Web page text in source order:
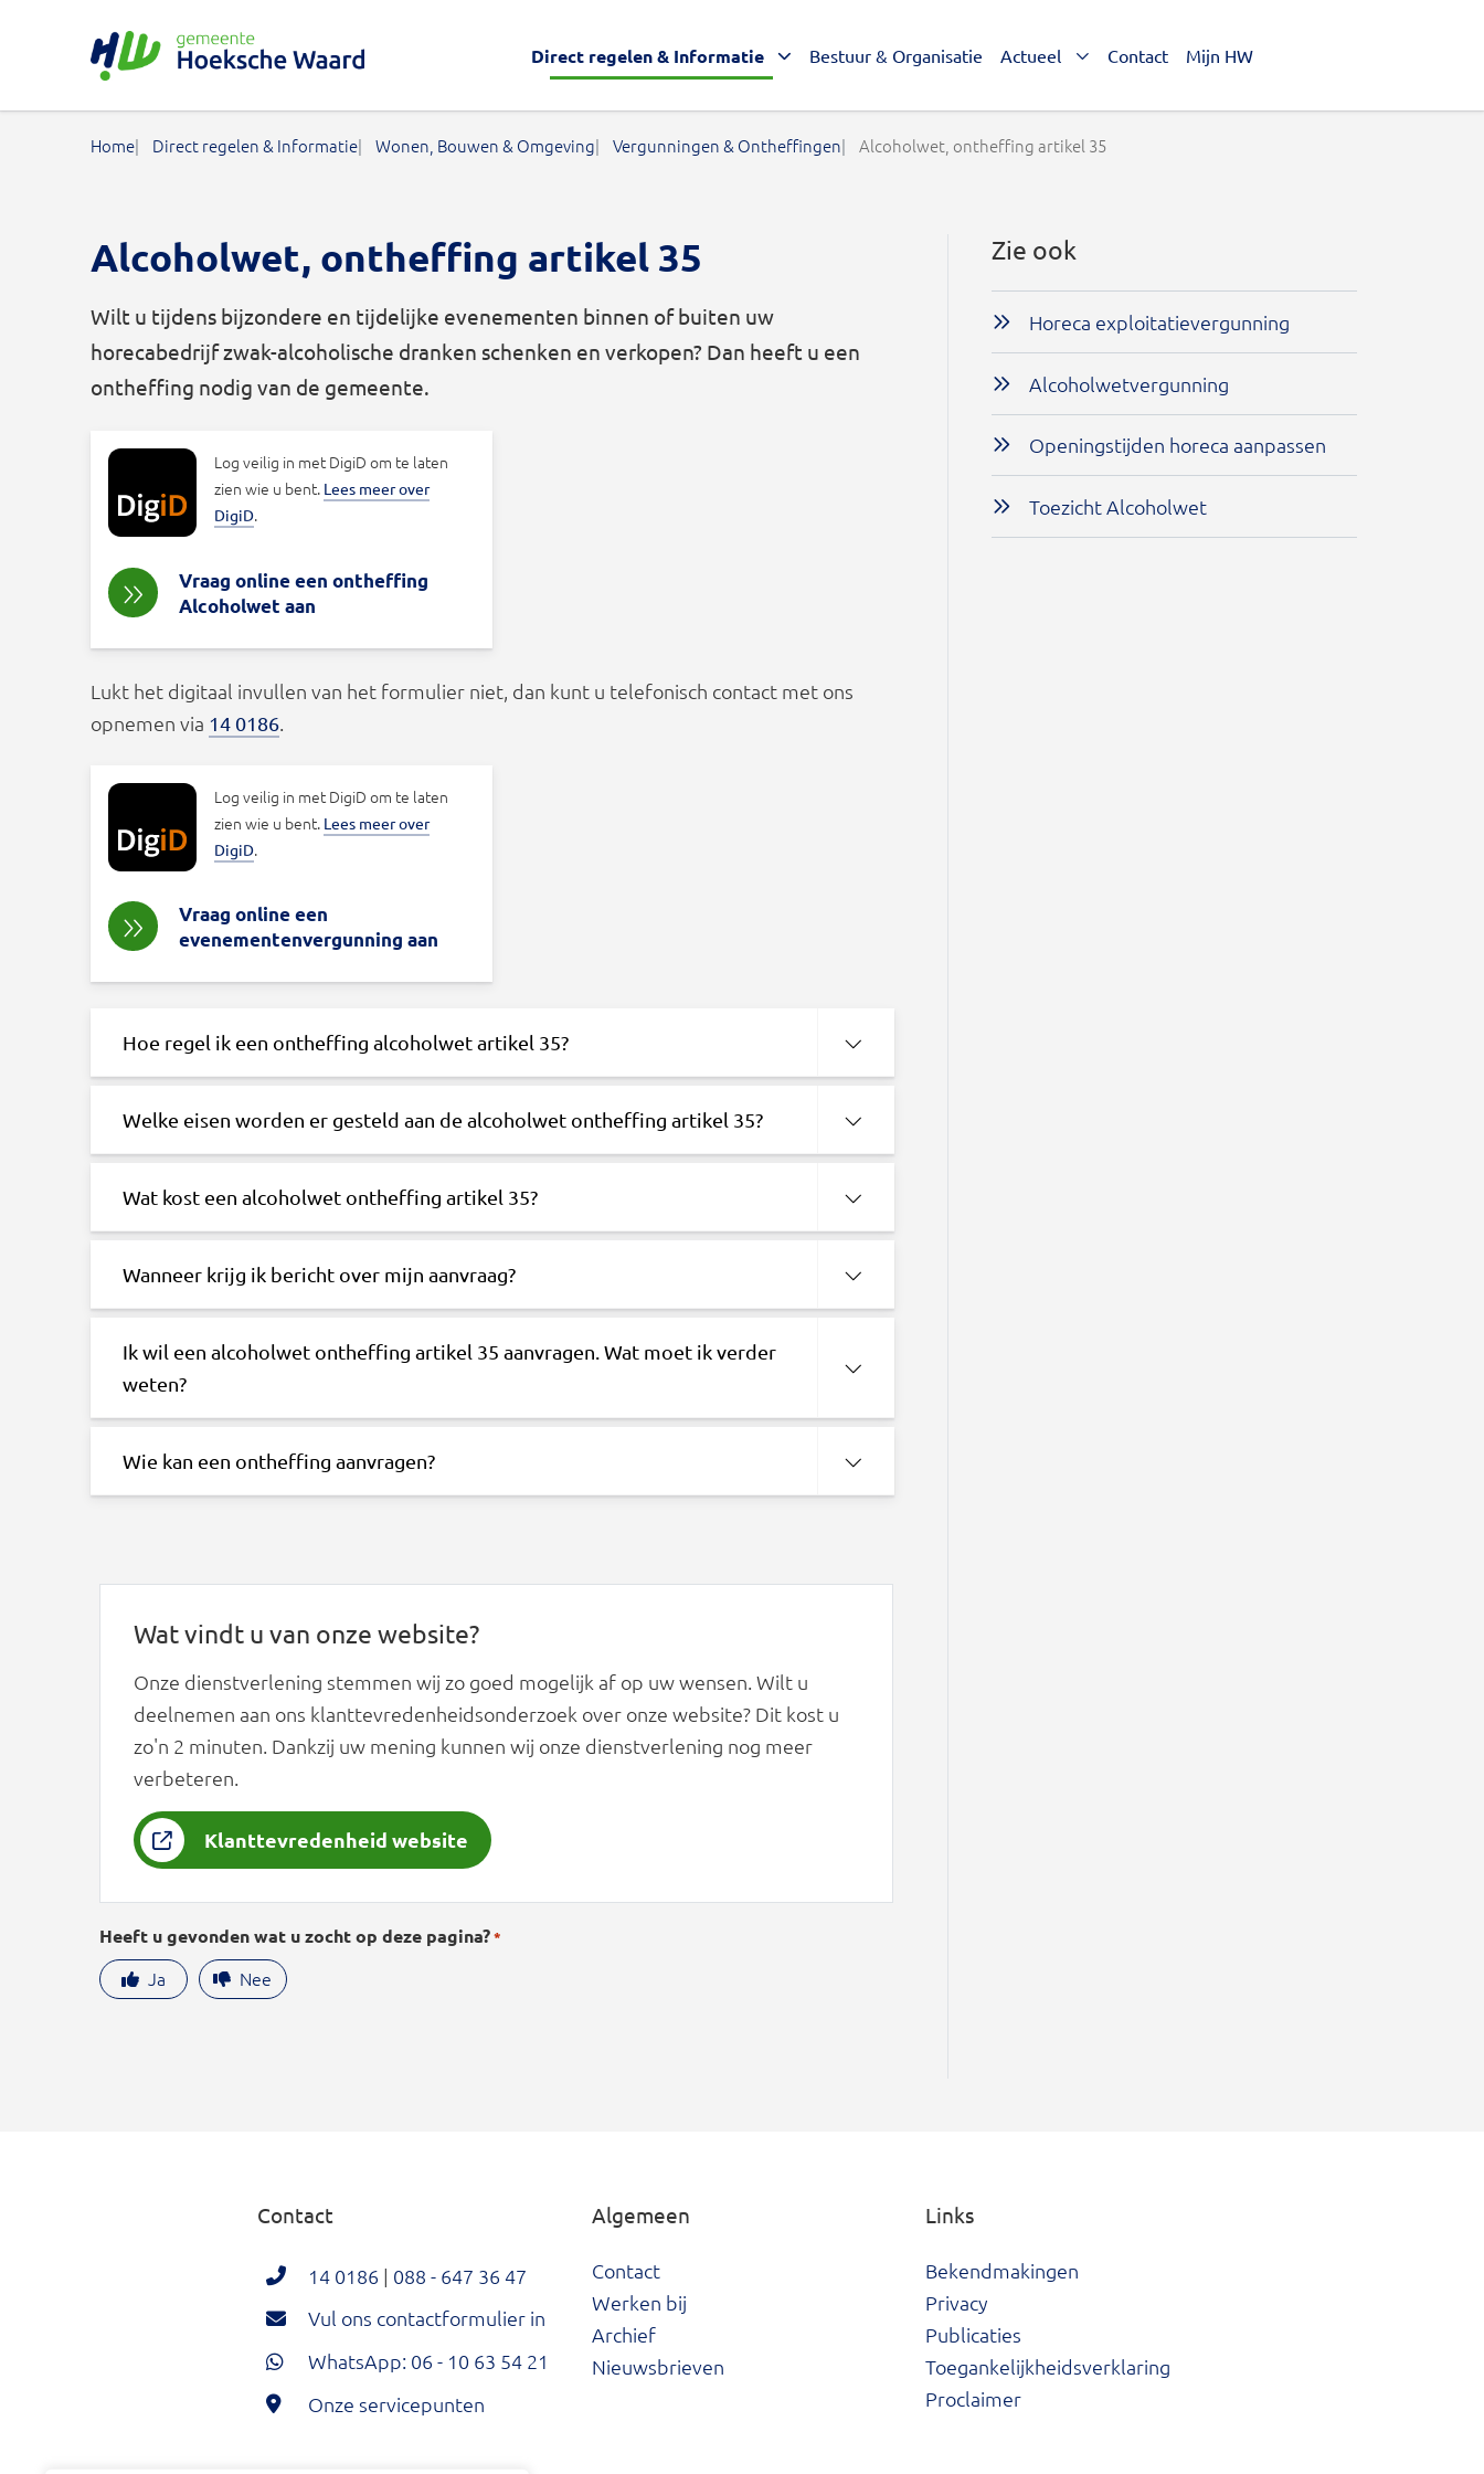
Direct regelen & Informatie Bestuur & Organisatie Actueel Contact Mijn HW
Home Direct regelen & Informatie Wonen, Bouwen & Omgeving Vergunningen & Ontheffingen Alcoholwet, ontheffing artikel 35
Alcoholwet, ontheffing artikel 35
Wilt u tijdens bijzondere en tijdelijke evenementen binnen of buiten uw
horecabedrijf zwak-alcoholische dranken schenken en verkopen? Dan heeft u een
ontheffing nodig van de gemeente.
Log veilig in met DigiD om te laten
zien wie u bent. Lees meer over
DigiD.
Vraag online een ontheffing
Alcoholwet aan
Lukt het digitaal invullen van het formulier niet, dan kunt u telefonisch contact met ons
opnemen via 14 0186.
Log veilig in met DigiD om te laten
zien wie u bent. Lees meer over
DigiD.
Vraag online een
evenementenvergunning aan
Hoe regel ik een ontheffing alcoholwet artikel 35?
Welke eisen worden er gesteld aan de alcoholwet ontheffing artikel 35?
Wat kost een alcoholwet ontheffing artikel 35?
Wanneer krijg ik bericht over mijn aanvraag?
Ik wil een alcoholwet ontheffing artikel 35 aanvragen. Wat moet ik verder
weten?
Wie kan een ontheffing aanvragen?
Wat vindt u van onze website?
Onze dienstverlening stemmen wij zo goed mogelijk af op uw wensen. Wilt u
deelnemen aan ons klanttevredenheidsonderzoek over onze website? Dit kost u
zo'n 2 minuten. Dankzij uw mening kunnen wij onze dienstverlening nog meer
verbeteren.
Klanttevredenheid website
Heeft u gevonden wat u zocht op deze pagina?*
Ja Nee
Zie ook
Horeca exploitatievergunning
Alcoholwetvergunning
Openingstijden horeca aanpassen
Toezicht Alcoholwet
Contact
14 0186 | 088 - 647 36 47
Vul ons contactformulier in
WhatsApp: 06 - 10 63 54 21
Onze servicepunten
Algemeen
Contact
Werken bij
Archief
Nieuwsbrieven
Links
Bekendmakingen
Privacy
Publicaties
Toegankelijkheidsverklaring
Proclaimer